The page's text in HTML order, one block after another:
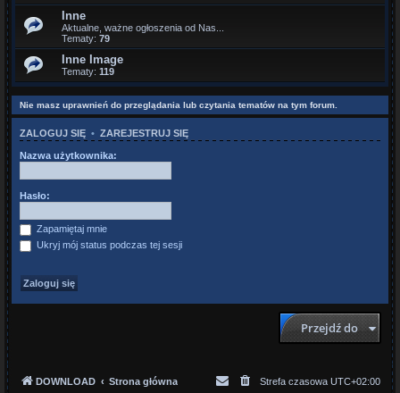
Inne
Aktualne, ważne ogłoszenia od Nas...
Tematy: 79
Inne Image
Tematy: 119
Nie masz uprawnień do przeglądania lub czytania tematów na tym forum.
ZALOGUJ SIĘ • ZAREJESTRUJ SIĘ
Nazwa użytkownika:
Hasło:
Zapamiętaj mnie
Ukryj mój status podczas tej sesji
Przejdź do
DOWNLOAD Strona główna Strefa czasowa UTC+02:00